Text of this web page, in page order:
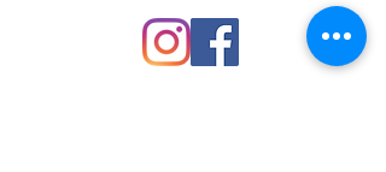
Equivalencia de medidas: